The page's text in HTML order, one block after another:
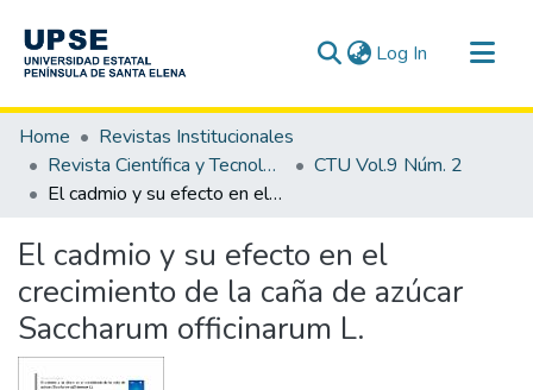
Log In (current)
Communities & Collections
All of DSpace
Statistics
Home
Revistas Institucionales
Revista Científica y Tecnológica UPSE - CTU
CTU Vol.9 Núm. 2
El cadmio y su efecto en el crecimiento de la caña de azúcar Saccharum officinarum L.
El cadmio y su efecto en el
crecimiento de la caña de azúcar
Saccharum officinarum L.